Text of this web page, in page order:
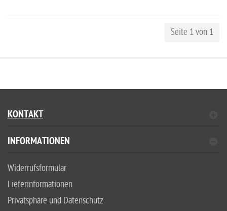
Seite 1 von 1
KONTAKT
INFORMATIONEN
Widerrufsformular
Lieferinformationen
Privatsphäre und Datenschutz